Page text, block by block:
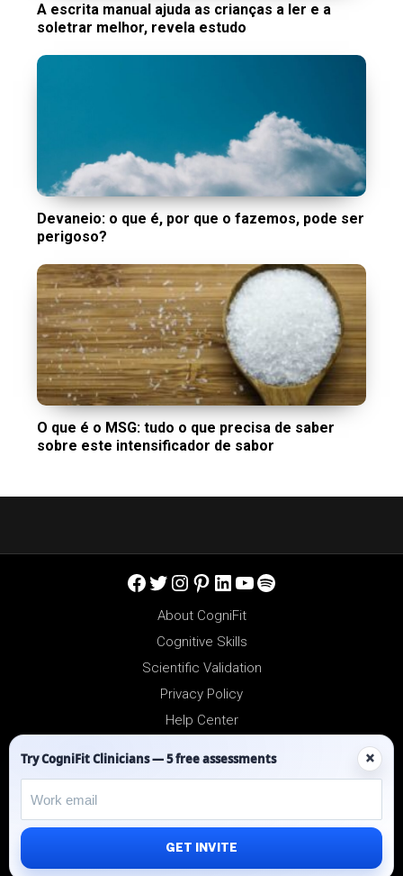
A escrita manual ajuda as crianças a ler e a
soletrar melhor, revela estudo
Devaneio: o que é, por que o fazemos, pode ser
perigoso?
O que é o MSG: tudo o que precisa de saber
sobre este intensificador de sabor
Facebook
Twitter
Instagram
Pinterest
LinkedIn
YouTube
Spotify
About CogniFit
Cognitive Skills
Scientific Validation
Privacy Policy
Help Center
©2012-2026 - All Rights Reserved.
Try CogniFit Clinicians — 5 free assessments ×
GET INVITE